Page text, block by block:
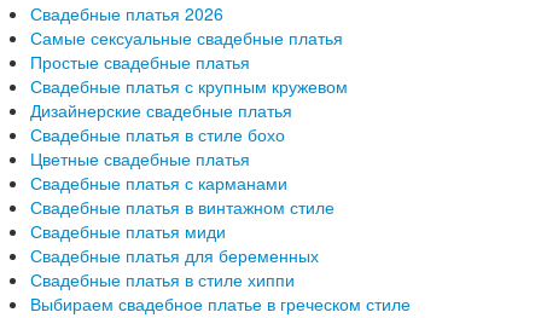
Свадебные платья 2026
Самые сексуальные свадебные платья
Простые свадебные платья
Свадебные платья с крупным кружевом
Дизайнерские свадебные платья
Свадебные платья в стиле бохо
Цветные свадебные платья
Свадебные платья с карманами
Свадебные платья в винтажном стиле
Свадебные платья миди
Свадебные платья для беременных
Свадебные платья в стиле хиппи
Выбираем свадебное платье в греческом стиле